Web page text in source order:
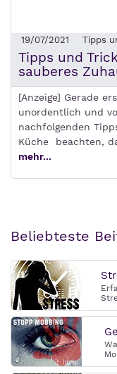
19/07/2021 Tipps
Tipps und
sauberes
[Anzeige] Gerade
unordentlich und
nachfolgenden
Küche beachten,
mehr...
Beliebteste